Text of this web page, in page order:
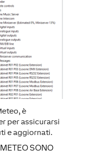
è
per assicurarsi
e aggiornati.
SONO